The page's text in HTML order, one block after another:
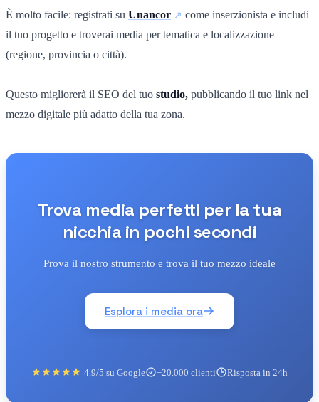
È molto facile: registrati su Unancor
come inserzionista e includi
il tuo progetto e troverai media per tematica e localizzazione
(regione, provincia o città).
Questo migliorerà il SEO del tuo studio, pubblicando il tuo link nel
mezzo digitale più adatto della tua zona.
Trova media perfetti per la tua
nicchia in pochi secondi
Prova il nostro strumento e trova il tuo mezzo ideale
Esplora i media ora
4.9/5 su Google +20.000 clienti Risposta in 24h